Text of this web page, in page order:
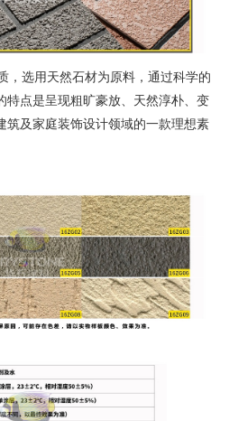
选用天然石材为原料，通过科学的
特点是呈现粗旷豪放、天然淳朴、变
筑及家庭装饰设计领域的一款理想素